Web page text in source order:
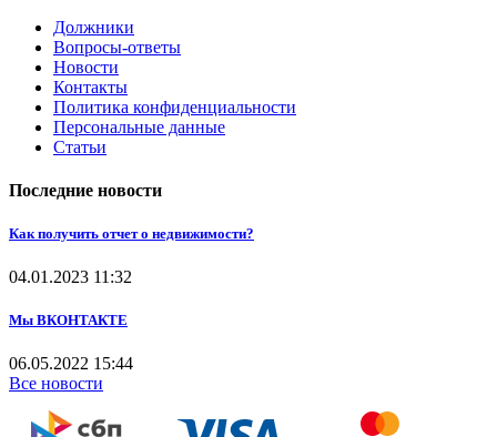
Должники
Вопросы-ответы
Новости
Контакты
Политика конфиденциальности
Персональные данные
Статьи
Последние новости
Как получить отчет о недвижимости?
04.01.2023 11:32
Мы ВКОНТАКТЕ
06.05.2022 15:44
Все новости